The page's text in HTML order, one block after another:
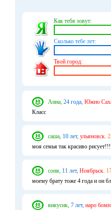
Как тебя зовут:
Сколько тебе лет:
Твой город:
Анна, 24 года, Южно
Класс
саша, 10 лет, ульяновск.
моя семья так красиво
соня, 11 лет, Ноябрьск.
моему брату тоже 4 года и он
викусик, 7 лет, наро бомн.